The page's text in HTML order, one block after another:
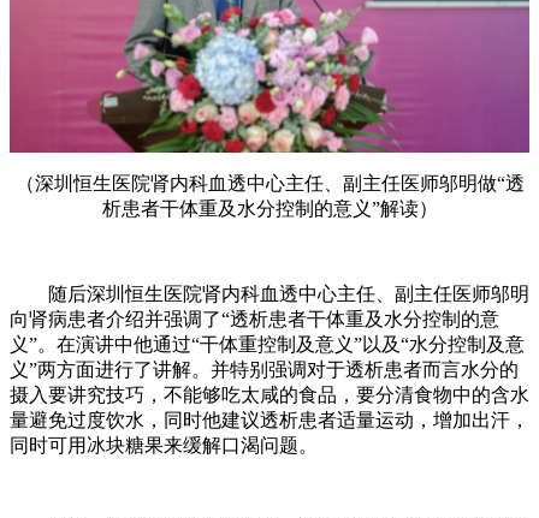
（深圳恒生医院肾内科血透中心主任、副主任医师邬明做“透
析患者干体重及水分控制的意义”解读）
随后深圳恒生医院肾内科血透中心主任、副主任医师邬明
向肾病患者介绍并强调了“透析患者干体重及水分控制的意
义”。在演讲中他通过“干体重控制及意义”以及“水分控制及意
义”两方面进行了讲解。并特别强调对于透析患者而言水分的
摄入要讲究技巧，不能够吃太咸的食品，要分清食物中的含水
量避免过度饮水，同时他建议透析患者适量运动，增加出汗，
同时可用冰块糖果来缓解口渴问题。